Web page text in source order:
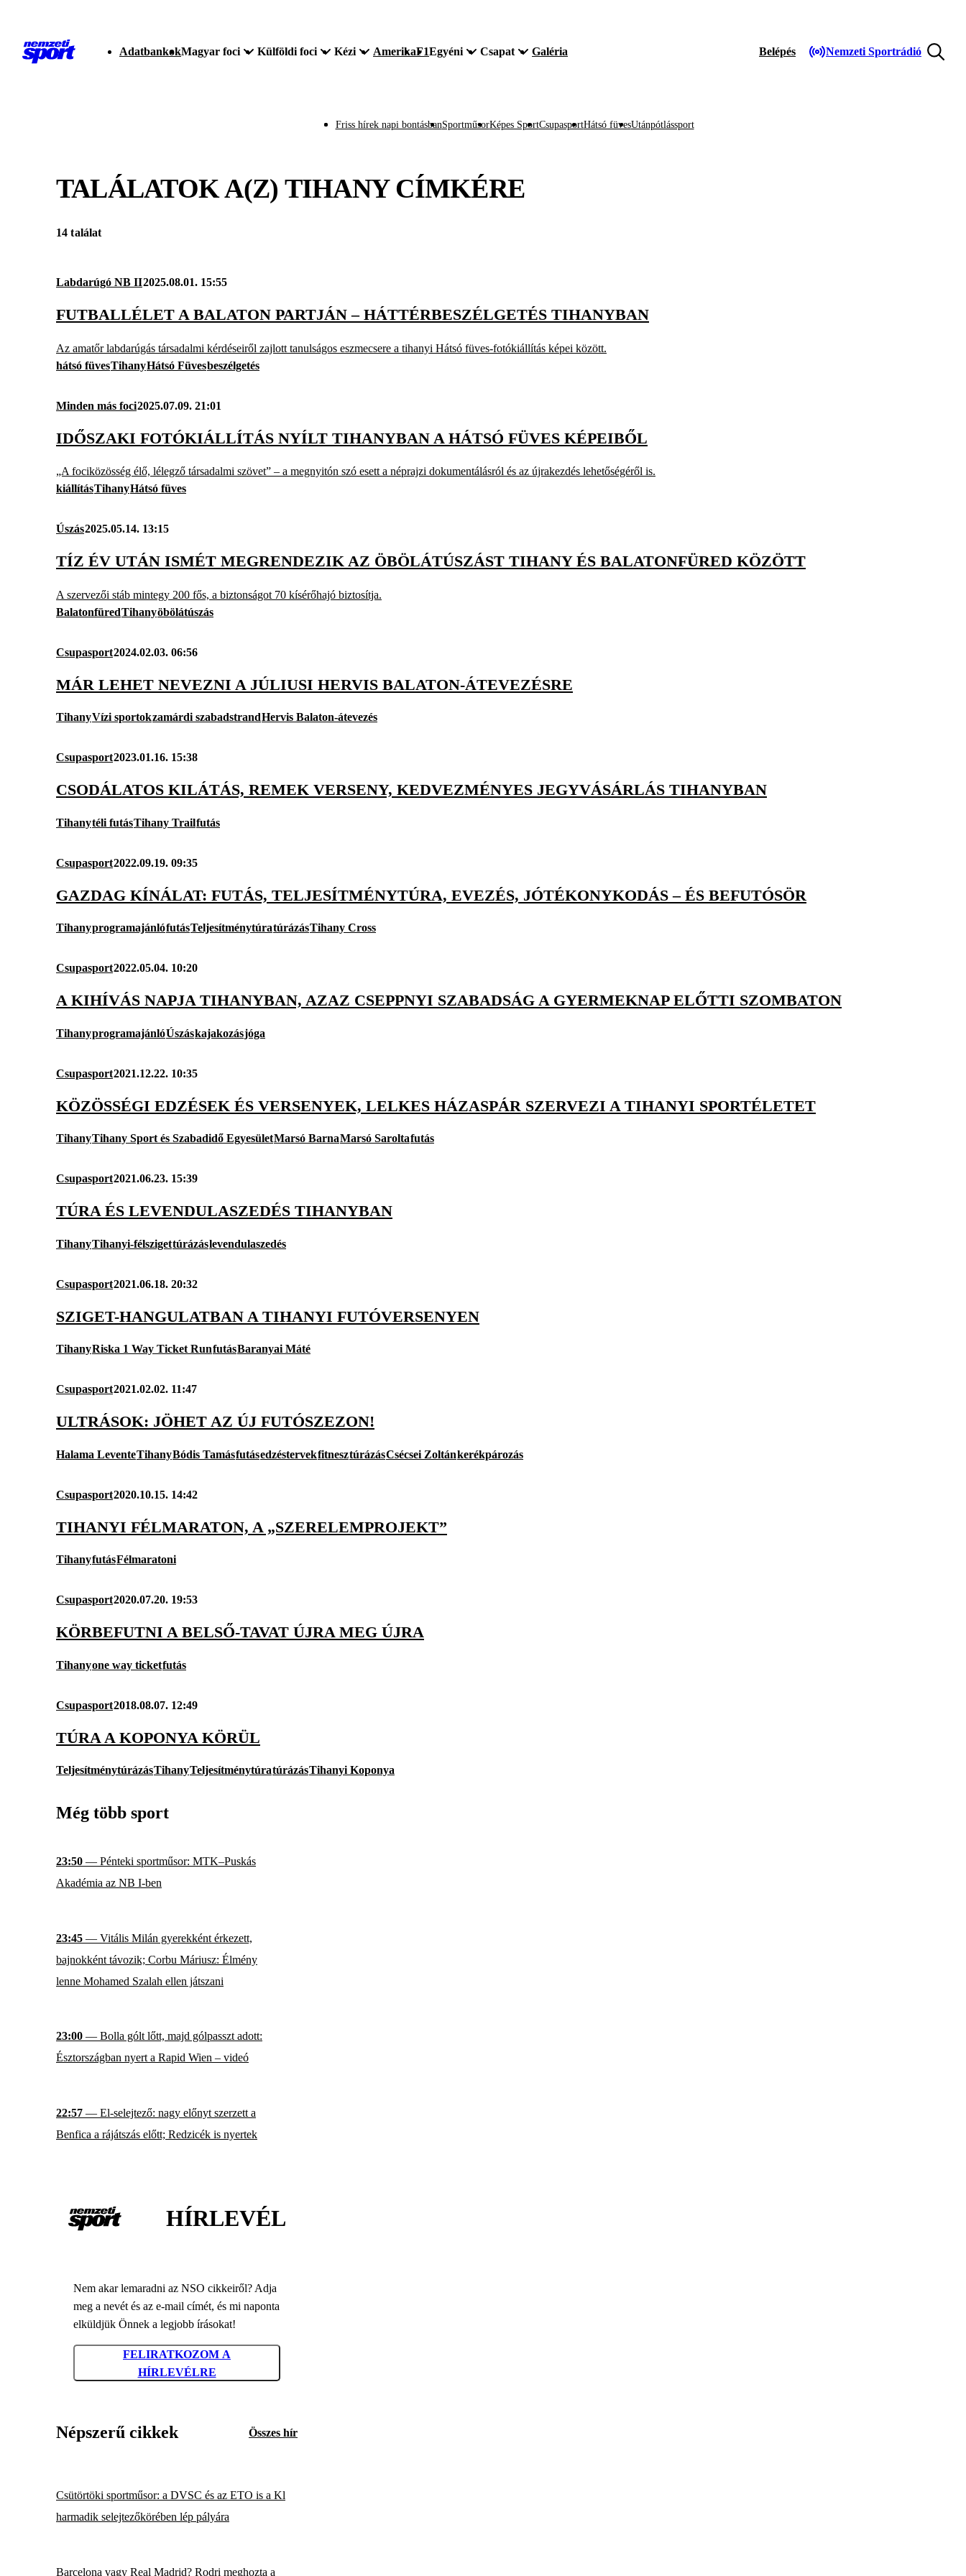
AdatbankokMagyar foci Külföldi foci Kézi AmerikaF1Egyéni Csapat Galéria Belépés Nemzeti Sportrádió
Friss hírek napi bontásbanSportműsorKépes SportCsupasportHátsó füvesUtánpótlássport
TALÁLATOK A(Z) TIHANYCÍMKÉRE
14 találat
Labdarúgó NB II2025.08.01. 15:55
FUTBALLÉLET A BALATON PARTJÁN – HÁTTÉRBESZÉLGETÉS TIHANYBAN
Az amatőr labdarúgás társadalmi kérdéseiről zajlott tanulságos eszmecsere a tihanyi Hátsó füves-fotókiállítás képei között.
hátsó füvesTihanyHátsó Füvesbeszélgetés
Minden más foci2025.07.09. 21:01
IDŐSZAKI FOTÓKIÁLLÍTÁS NYÍLT TIHANYBAN A HÁTSÓ FÜVES KÉPEIBŐL
„A fociközösség élő, lélegző társadalmi szövet” – a megnyitón szó esett a néprajzi dokumentálásról és az újrakezdés lehetőségéről is.
kiállításTihanyHátsó füves
Úszás2025.05.14. 13:15
TÍZ ÉV UTÁN ISMÉT MEGRENDEZIK AZ ÖBÖLÁTÚSZÁST TIHANY ÉS BALATONFÜRED KÖZÖTT
A szervezői stáb mintegy 200 fős, a biztonságot 70 kísérőhajó biztosítja.
BalatonfüredTihanyöbölátúszás
Csupasport2024.02.03. 06:56
MÁR LEHET NEVEZNI A JÚLIUSI HERVIS BALATON-ÁTEVEZÉSRE
TihanyVízi sportokzamárdi szabadstrandHervis Balaton-átevezés
Csupasport2023.01.16. 15:38
CSODÁLATOS KILÁTÁS, REMEK VERSENY, KEDVEZMÉNYES JEGYVÁSÁRLÁS TIHANYBAN
Tihanytéli futásTihany Trailfutás
Csupasport2022.09.19. 09:35
GAZDAG KÍNÁLAT: FUTÁS, TELJESÍTMÉNYTÚRA, EVEZÉS, JÓTÉKONYKODÁS – ÉS BEFUTÓSÖR
TihanyprogramajánlófutásTeljesítménytúratúrázásTihany Cross
Csupasport2022.05.04. 10:20
A KIHÍVÁS NAPJA TIHANYBAN, AZAZ CSEPPNYI SZABADSÁG A GYERMEKNAP ELŐTTI SZOMBATON
TihanyprogramajánlóÚszáskajakozásjóga
Csupasport2021.12.22. 10:35
KÖZÖSSÉGI EDZÉSEK ÉS VERSENYEK, LELKES HÁZASPÁR SZERVEZI A TIHANYI SPORTÉLETET
TihanyTihany Sport és Szabadidő EgyesületMarsó BarnaMarsó Saroltafutás
Csupasport2021.06.23. 15:39
TÚRA ÉS LEVENDULASZEDÉS TIHANYBAN
TihanyTihanyi-félszigettúrázáslevendulaszedés
Csupasport2021.06.18. 20:32
SZIGET-HANGULATBAN A TIHANYI FUTÓVERSENYEN
TihanyRiska 1 Way Ticket RunfutásBaranyai Máté
Csupasport2021.02.02. 11:47
ULTRÁSOK: JÖHET AZ ÚJ FUTÓSZEZON!
Halama LeventeTihanyBódis TamásfutásedzéstervekfitnesztúrázásCsécsei Zoltánkerékpározás
Csupasport2020.10.15. 14:42
TIHANYI FÉLMARATON, A „SZERELEMPROJEKT”
TihanyfutásFélmaratoni
Csupasport2020.07.20. 19:53
KÖRBEFUTNI A BELSŐ-TAVAT ÚJRA MEG ÚJRA
Tihanyone way ticketfutás
Csupasport2018.08.07. 12:49
TÚRA A KOPONYA KÖRÜL
TeljesítménytúrázásTihanyTeljesítménytúratúrázásTihanyi Koponya
Még több sport
23:50 — Pénteki sportműsor: MTK–Puskás
Akadémia az NB I-ben
23:45 — Vitális Milán gyerekként érkezett,
bajnokként távozik; Corbu Máriusz: Élmény
lenne Mohamed Szalah ellen játszani
23:00 — Bolla gólt lőtt, majd gólpasszt adott:
Észtországban nyert a Rapid Wien – videó
22:57 — El-selejtező: nagy előnyt szerzett a
Benfica a rájátszás előtt; Redzicék is nyertek
HÍRLEVÉL
Nem akar lemaradni az NSO cikkeiről? Adja
meg a nevét és az e-mail címét, és mi naponta
elküldjük Önnek a legjobb írásokat!
FELIRATKOZOM A
HÍRLEVÉLRE
Népszerű cikkek Összes hír
Csütörtöki sportműsor: a DVSC és az ETO is a Kl
harmadik selejtezőkörében lép pályára
Barcelona vagy Real Madrid? Rodri meghozta a